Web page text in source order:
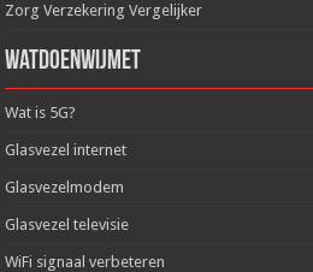
Zorg Verzekering Vergelijker
WatDoenWijMet
Wat is 5G?
Glasvezel internet
Glasvezelmodem
Glasvezel televisie
WiFi signaal verbeteren